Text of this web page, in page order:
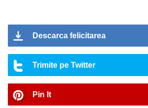
Descarca felicitarea
Trimite pe Twitter
Pin It